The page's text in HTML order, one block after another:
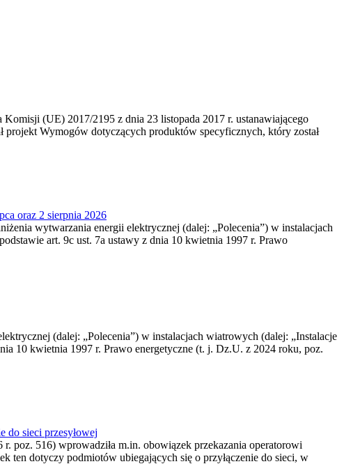
(UE) 2017/2195 z dnia 23‍ listopada 2017 r. ustanawiającego
Wymogów dotyczących produktów specyficznych, który został
oraz 2 sierpnia 2026
wytwarzania energii elektrycznej (dalej: „Polecenia”) w instalacjach
art. 9c ust. 7a ustawy z dnia 10 kwietnia 1997 r. Prawo
(dalej: „Polecenia”) w instalacjach wiatrowych (dalej: „Instalacje
10 kwietnia 1997 r. Prawo energetyczne (t. j. Dz.U. z 2024 roku, poz.
do sieci przesyłowej
poz. 516) wprowadziła m.in. obowiązek przekazania operatorowi
ten dotyczy podmiotów ubiegających się o przyłączenie do sieci, w